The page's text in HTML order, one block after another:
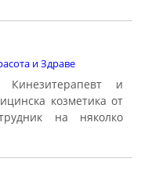
и Здраве
Кинезитерапевт и
козметика от
на няколко